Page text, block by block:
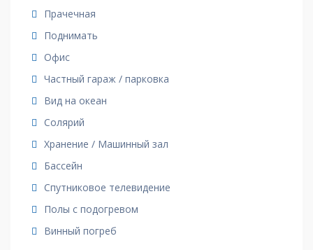
Прачечная
Поднимать
Офис
Частный гараж / парковка
Вид на океан
Солярий
Хранение / Машинный зал
Бассейн
Спутниковое телевидение
Полы с подогревом
Винный погреб